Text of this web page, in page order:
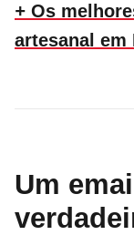
+ Os
artesanal em
Um